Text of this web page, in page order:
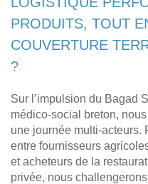
PRODUITS, TOUT
COUVERTURE
?
Sur l’impulsion du Bagad
médico-social breton,
une journée multi-acteurs.
entre fournisseurs
et acheteurs de la
privée, nous